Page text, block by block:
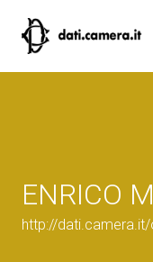
ENRICO
http://